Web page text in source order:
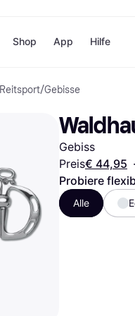
Zahlungsmethoden
Sofort bezahlen
Bezahle in 3
Teilzahlungen
Bezahle in bis zu 30
Ratenzahlung
Shop
H&M
Temu
Alle Shops
App Hilfe
Reitsport/Gebisse
Gebiss
Preis€ 44,95 ·
Probiere
Alle